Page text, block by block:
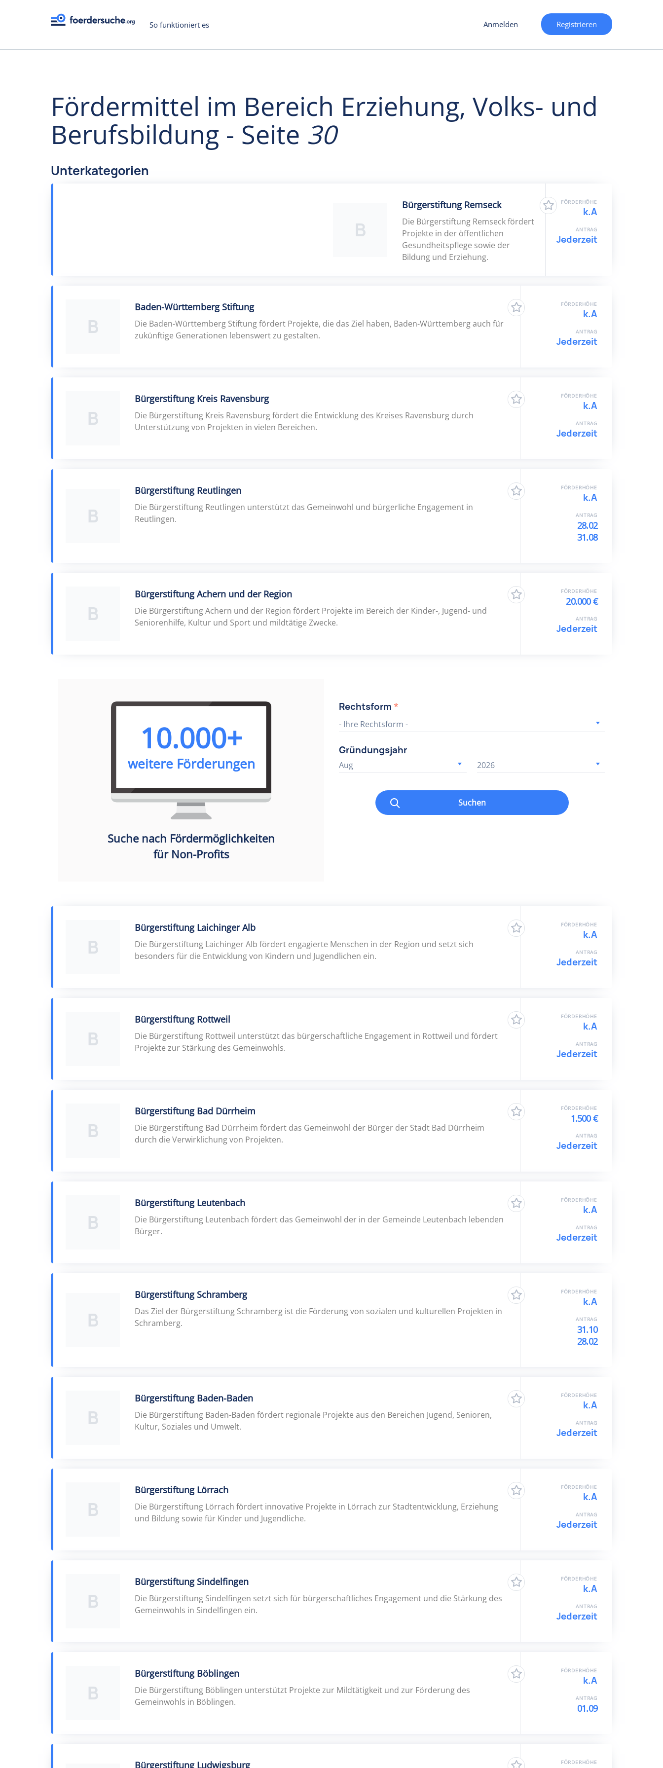
So funktioniert es Anmelden Registrieren
Fördermittel im Bereich Erziehung, Volks- und
Berufsbildung - Seite 30
Unterkategorien
Erziehung
B
Bürgerstiftung Remseck
Die Bürgerstiftung Remseck fördert
Projekte in der öffentlichen
Gesundheitspflege sowie der
Bildung und Erziehung.
FÖRDERHÖHE
k.A
ANTRAG
Jederzeit
B
Baden-Württemberg Stiftung
Die Baden-Württemberg Stiftung fördert Projekte, die das Ziel haben, Baden-Württemberg auch für
zukünftige Generationen lebenswert zu gestalten.
FÖRDERHÖHE
k.A
ANTRAG
Jederzeit
B
Bürgerstiftung Kreis Ravensburg
Die Bürgerstiftung Kreis Ravensburg fördert die Entwicklung des Kreises Ravensburg durch
Unterstützung von Projekten in vielen Bereichen.
FÖRDERHÖHE
k.A
ANTRAG
Jederzeit
B
Bürgerstiftung Reutlingen
Die Bürgerstiftung Reutlingen unterstützt das Gemeinwohl und bürgerliche Engagement in
Reutlingen.
FÖRDERHÖHE
k.A
ANTRAG
28.02
31.08
B
Bürgerstiftung Achern und der Region
Die Bürgerstiftung Achern und der Region fördert Projekte im Bereich der Kinder-, Jugend- und
Seniorenhilfe, Kultur und Sport und mildtätige Zwecke.
FÖRDERHÖHE
20.000 €
ANTRAG
Jederzeit
10.000+
weitere Förderungen
Suche nach Fördermöglichkeiten
für Non-Profits
Rechtsform *
- Ihre Rechtsform -
Gründungsjahr
Aug 2026
Suchen
B
Bürgerstiftung Laichinger Alb
Die Bürgerstiftung Laichinger Alb fördert engagierte Menschen in der Region und setzt sich
besonders für die Entwicklung von Kindern und Jugendlichen ein.
FÖRDERHÖHE
k.A
ANTRAG
Jederzeit
B
Bürgerstiftung Rottweil
Die Bürgerstiftung Rottweil unterstützt das bürgerschaftliche Engagement in Rottweil und fördert
Projekte zur Stärkung des Gemeinwohls.
FÖRDERHÖHE
k.A
ANTRAG
Jederzeit
B
Bürgerstiftung Bad Dürrheim
Die Bürgerstiftung Bad Dürrheim fördert das Gemeinwohl der Bürger der Stadt Bad Dürrheim
durch die Verwirklichung von Projekten.
FÖRDERHÖHE
1.500 €
ANTRAG
Jederzeit
B
Bürgerstiftung Leutenbach
Die Bürgerstiftung Leutenbach fördert das Gemeinwohl der in der Gemeinde Leutenbach lebenden
Bürger.
FÖRDERHÖHE
k.A
ANTRAG
Jederzeit
B
Bürgerstiftung Schramberg
Das Ziel der Bürgerstiftung Schramberg ist die Förderung von sozialen und kulturellen Projekten in
Schramberg.
FÖRDERHÖHE
k.A
ANTRAG
31.10
28.02
B
Bürgerstiftung Baden-Baden
Die Bürgerstiftung Baden-Baden fördert regionale Projekte aus den Bereichen Jugend, Senioren,
Kultur, Soziales und Umwelt.
FÖRDERHÖHE
k.A
ANTRAG
Jederzeit
B
Bürgerstiftung Lörrach
Die Bürgerstiftung Lörrach fördert innovative Projekte in Lörrach zur Stadtentwicklung, Erziehung
und Bildung sowie für Kinder und Jugendliche.
FÖRDERHÖHE
k.A
ANTRAG
Jederzeit
B
Bürgerstiftung Sindelfingen
Die Bürgerstiftung Sindelfingen setzt sich für bürgerschaftliches Engagement und die Stärkung des
Gemeinwohls in Sindelfingen ein.
FÖRDERHÖHE
k.A
ANTRAG
Jederzeit
B
Bürgerstiftung Böblingen
Die Bürgerstiftung Böblingen unterstützt Projekte zur Mildtätigkeit und zur Förderung des
Gemeinwohls in Böblingen.
FÖRDERHÖHE
k.A
ANTRAG
01.09
Bürgerstiftung Ludwigsburg FÖRDERHÖHE